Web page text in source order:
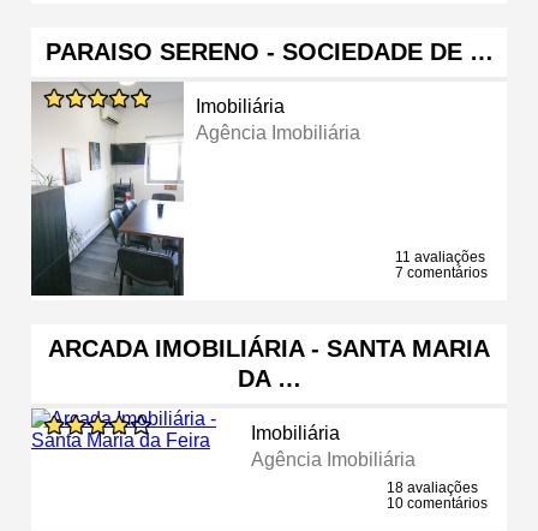
PARAISO SERENO - SOCIEDADE DE …
Imobiliária
Agência Imobiliária
11 avaliações
7 comentários
ARCADA IMOBILIÁRIA - SANTA MARIA
DA …
Imobiliária
Agência Imobiliária
18 avaliações
10 comentários